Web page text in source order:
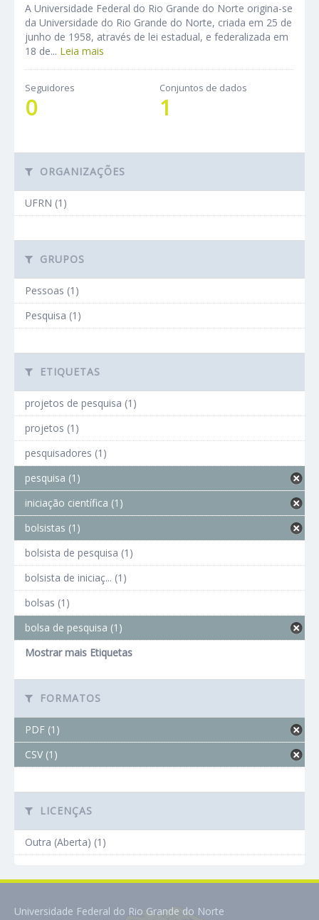
A Universidade Federal do Rio Grande do Norte origina-se
da Universidade do Rio Grande do Norte, criada em 25 de
junho de 1958, através de lei estadual, e federalizada em
18 de... Leia mais
Seguidores
0
Conjuntos de dados
1
ORGANIZAÇÕES
UFRN (1)
GRUPOS
Pessoas (1)
Pesquisa (1)
ETIQUETAS
projetos de pesquisa (1)
projetos (1)
pesquisadores (1)
pesquisa (1)
iniciação científica (1)
bolsistas (1)
bolsista de pesquisa (1)
bolsista de iniciaç... (1)
bolsas (1)
bolsa de pesquisa (1)
Mostrar mais Etiquetas
FORMATOS
PDF (1)
CSV (1)
LICENÇAS
Outra (Aberta) (1)
Universidade Federal do Rio Grande do Norte